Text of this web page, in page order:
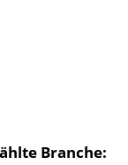
Branche: